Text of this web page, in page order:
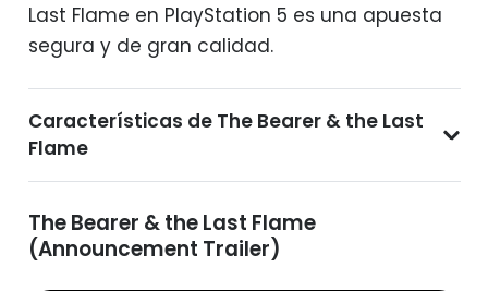
Last Flame en PlayStation 5 es una apuesta
segura y de gran calidad.
Características de The Bearer & the Last
Flame
The Bearer & the Last Flame
(Announcement Trailer)